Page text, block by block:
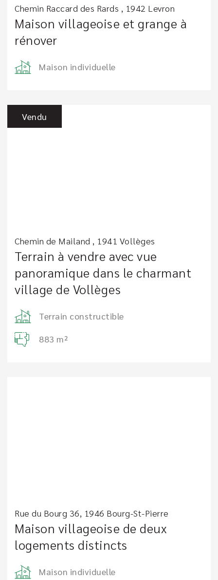
Chemin Raccard des Rards , 1942 Levron
Maison villageoise et grange à
rénover
Maison individuelle
Vendu
Chemin de Mailand , 1941 Vollèges
Terrain à vendre avec vue
panoramique dans le charmant
village de Vollèges
Terrain constructible
883 m²
Rue du Bourg 36, 1946 Bourg-St-Pierre
Maison villageoise de deux
logements distincts
Maison individuelle